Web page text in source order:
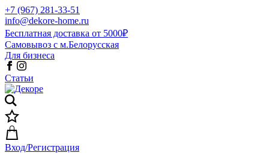
+7 (967) 281-33-51
info@dekore-home.ru
Бесплатная доставка от 5000₽
Самовывоз с м.Белорусская
Для бизнеса
Статьи
Вход/Регистрация